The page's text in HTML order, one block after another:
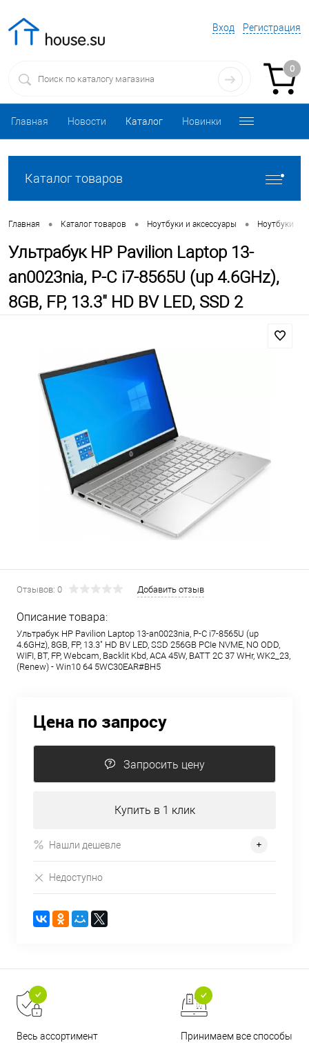
Вход Регистрация
0
Главная Новости Каталог Новинки
Каталог товаров
Главная • Каталог товаров • Ноутбуки и аксессуары • Ноутбуки
Ультрабук HP Pavilion Laptop 13-
an0023nia, P-C i7-8565U (up 4.6GHz),
8GB, FP, 13.3" HD BV LED, SSD 2
Отзывов: 0 Добавить отзыв
Описание товара:
Ультрабук HP Pavilion Laptop 13-an0023nia, P-C i7-8565U (up
4.6GHz), 8GB, FP, 13.3" HD BV LED, SSD 256GB PCIe NVME, NO ODD,
WIFI, BT, FP, Webcam, Backlit Kbd, ACA 45W, BATT 2C 37 WHr, WK2_23,
(Renew) - Win10 64 5WC30EAR#BH5
Цена по запросу
Запросить цену
Купить в 1 клик
Нашли дешевле
Недоступно
Весь ассортимент
Принимаем все способы